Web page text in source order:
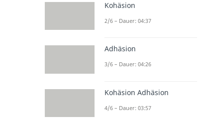
Kohäsion
2/6 – Dauer: 04:37
Adhäsion
3/6 – Dauer: 04:26
Kohäsion Adhäsion
4/6 – Dauer: 03:57